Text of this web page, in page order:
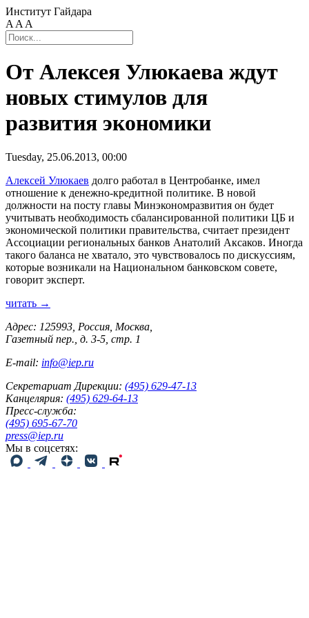
Институт Гайдара
A A A
От Алексея Улюкаева ждут
новых стимулов для
развития экономики
Tuesday, 25.06.2013, 00:00
Алексей Улюкаев долго работал в Центробанке, имел
отношение к денежно-кредитной политике. В новой
должности на посту главы Минэкономразвития он будет
учитывать необходимость сбалансированной политики ЦБ и
экономической политики правительства, считает президент
Ассоциации региональных банков Анатолий Аксаков. Иногда
такого баланса не хватало, это чувствовалось по дискуссиям,
которые возникали на Национальном банковском совете,
говорит эксперт.
читать →
Адрес: 125993, Россия, Москва,
Газетный пер., д. 3-5, стр. 1
E-mail: info@iep.ru
Секретариат Дирекции: (495) 629-47-13
Канцелярия: (495) 629-64-13
Пресс-служба:
(495) 695-67-70
press@iep.ru
Мы в соцсетях: